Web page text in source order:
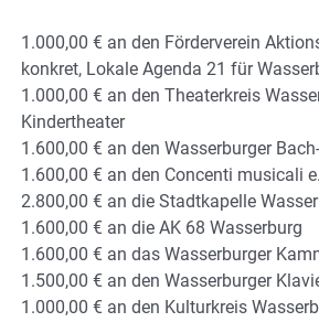
1.000,00 € an den Förderverein
konkret, Lokale Agenda 21 für
1.000,00 € an den Theaterkreis
Kindertheater
1.600,00 € an den Wasserburger
1.600,00 € an den Concenti musicali
2.800,00 € an die Stadtkapelle
1.600,00 € an die AK 68 Wasserburg
1.600,00 € an das Wasserburger
1.500,00 € an den Wasserburger
1.000,00 € an den Kulturkreis